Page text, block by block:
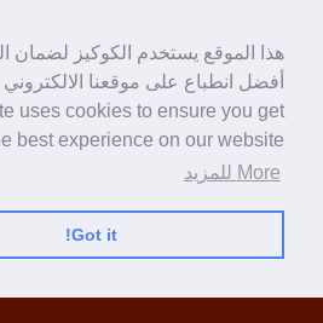
هذا الموقع يستخدم الكوكيز
أفضل انطباع على موقعنا الالكتروني
uses cookies to ensure you get
best experience on our website
More للمزيد
Got it!